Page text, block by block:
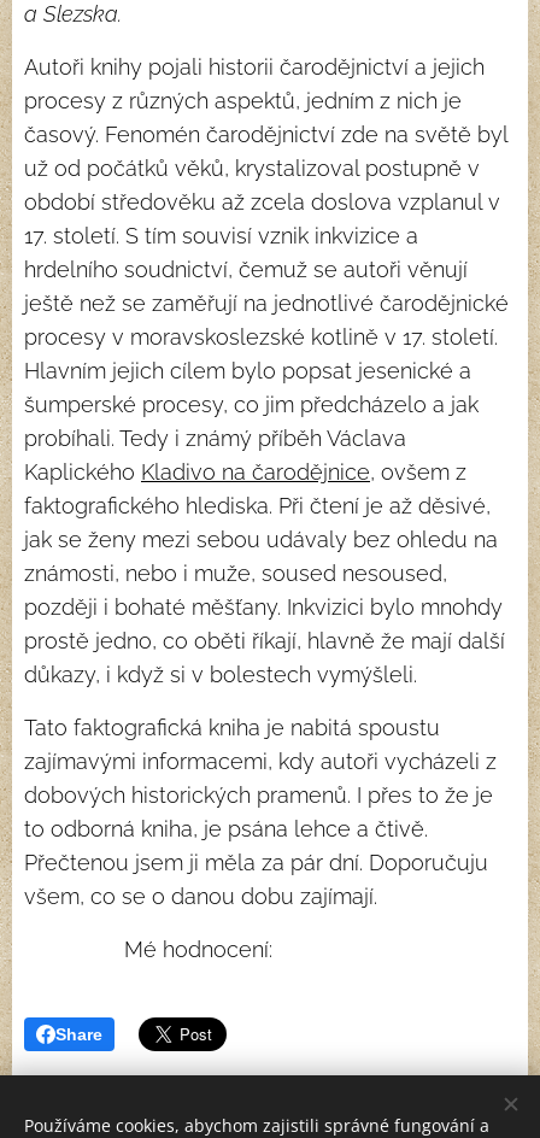
a Slezska.
Autoři knihy pojali historii čarodějnictví a jejich
procesy z různých aspektů, jedním z nich je
časový. Fenomén čarodějnictví zde na světě byl
už od počátků věků, krystalizoval postupně v
období středověku až zcela doslova vzplanul v
17. století. S tím souvisí vznik inkvizice a
hrdelního soudnictví, čemuž se autoři věnují
ještě než se zaměřují na jednotlivé čarodějnické
procesy v moravskoslezské kotlině v 17. století.
Hlavním jejich cílem bylo popsat jesenické a
šumperské procesy, co jim předcházelo a jak
probíhali. Tedy i známý příběh Václava
Kaplického Kladivo na čarodějnice, ovšem z
faktografického hlediska. Při čtení je až děsivé,
jak se ženy mezi sebou udávaly bez ohledu na
známosti, nebo i muže, soused nesoused,
později i bohaté měšťany. Inkvizici bylo mnohdy
prostě jedno, co oběti říkají, hlavně že mají další
důkazy, i když si v bolestech vymýšleli.
Tato faktografická kniha je nabitá spoustu
zajímavými informacemi, kdy autoři vycházeli z
dobových historických pramenů. I přes to že je
to odborná kniha, je psána lehce a čtivě.
Přečtenou jsem ji měla za pár dní. Doporučuju
všem, co se o danou dobu zajímají.
Mé hodnocení: ⭐⭐⭐⭐⭐
Share
Používáme cookies, abychom zajistili správné fungování a